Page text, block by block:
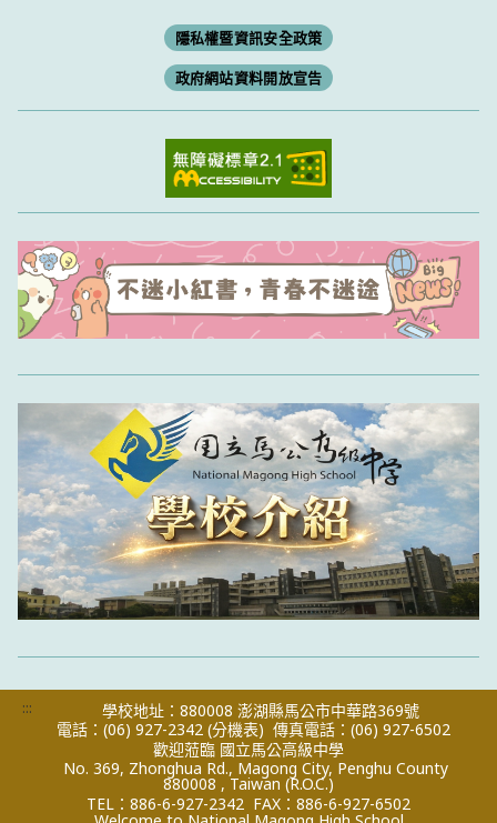
隱私權暨資訊安全政策
政府網站資料開放宣告
:::
學校地址：880008 澎湖縣馬公市中華路369號
電話：(06) 927-2342 (分機表) 傳真電話：(06) 927-6502
歡迎蒞臨 國立馬公高級中學
No. 369, Zhonghua Rd., Magong City, Penghu County
880008 , Taiwan (R.O.C.)
TEL：886-6-927-2342 FAX：886-6-927-6502